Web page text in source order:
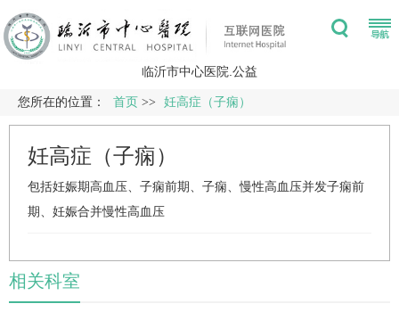
临沂市中心医院.公益
您所在的位置： 首页 >> 妊高症（子痫）
妊高症（子痫）
包括妊娠期高血压、子痫前期、子痫、慢性高血压并发子痫前
期、妊娠合并慢性高血压
相关科室